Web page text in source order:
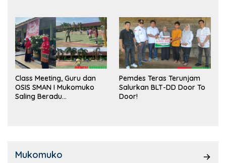
Class Meeting, Guru dan
OSIS SMAN I Mukomuko
Saling Beradu
Pemdes Teras Terunjam
Salurkan BLT-DD Door To
Door!
Mukomuko